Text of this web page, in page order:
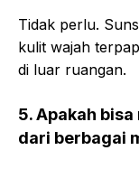
Tidak perlu.
kulit wajah
di luar ruangan.
5. Apakah
dari berbagai